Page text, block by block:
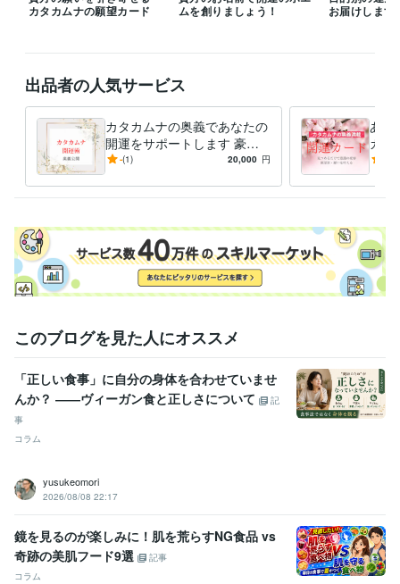
住まい・美容・生活相談 環境のイヤシロチ化
語学力
英語 日常会話レベル
カタカムナの願望カード
ムを創りましょう！
お届けします
出品者の人気サービス
カタカムナの奥義であなたの
開運をサポートします 豪華
なプレゼントと解説で、開運
-(1) 20,000 円
あな
カー
たを
さい
このブログを見た人にオススメ
「正しい食事」に自分の身体を合わせていませ
んか？ ――ヴィーガン食と正しさについて
記
事
コラム
yusukeomori
2026/08/08 22:17
鏡を見るのが楽しみに！肌を荒らすNG食品 vs
奇跡の美肌フード9選
記事
コラム